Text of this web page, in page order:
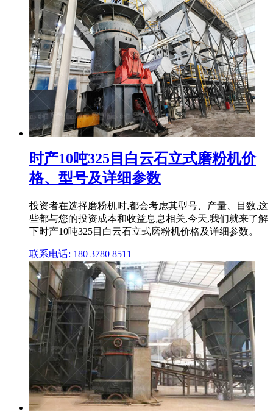
时产10吨325目白云石立式磨粉机价
格、型号及详细参数
投资者在选择磨粉机时,都会考虑其型号、产量、目数,这
些都与您的投资成本和收益息息相关,今天,我们就来了解
下时产10吨325目白云石立式磨粉机价格及详细参数。
联系电话: 180 3780 8511